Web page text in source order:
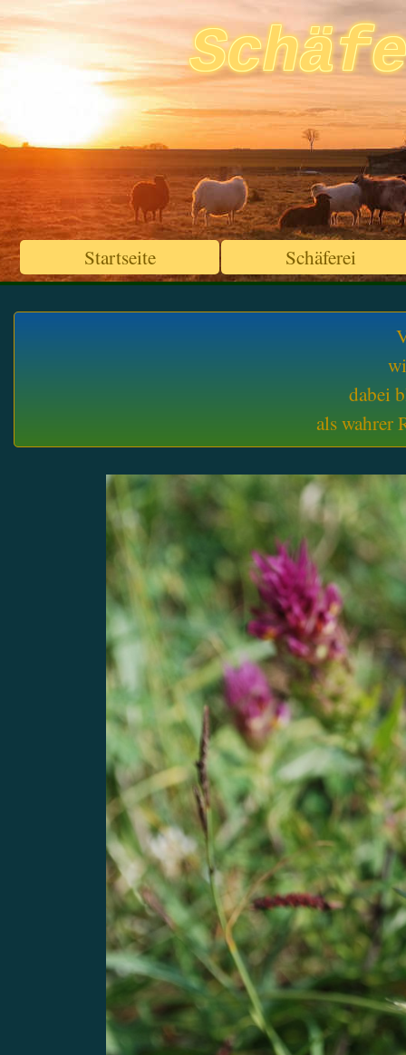
Startseite Schäferei
dabei
als wahrer